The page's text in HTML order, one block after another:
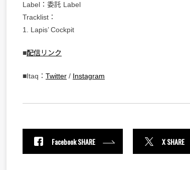
Label：委託 Label
Tracklist：
1. Lapis’ Cockpit
■配信リンク
■Itaq： Twitter / Instagram
Facebook SHARE X SHARE